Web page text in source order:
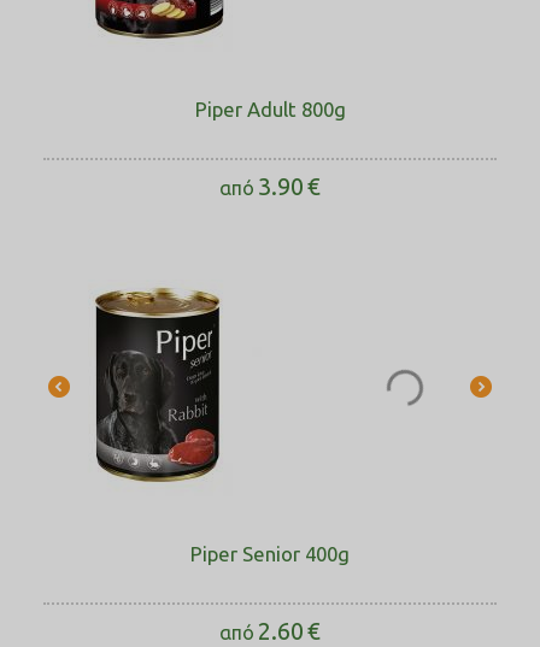
Piper Adult 800g
από 3.90€
Piper Senior 400g
από 2.60€